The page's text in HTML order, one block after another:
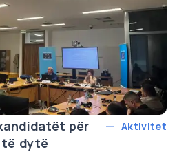
Aktivitet
për
dytë